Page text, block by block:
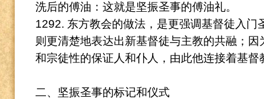
洗后的傅油：这就是坚振圣事的傅油礼。
1292. 东方教会的做法，是更强调基督徒入门
则更清楚地表达出新基督徒与主教的共融；
和宗徒性的保证人和仆人，由此他连接着基督
二、坚振圣事的标记和仪式